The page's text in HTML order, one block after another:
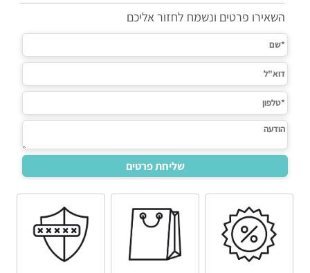
השאירו פרטים ונשמח לחזור אליכם